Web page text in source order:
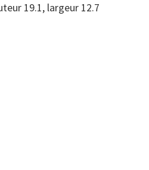
19.1, largeur 12.7